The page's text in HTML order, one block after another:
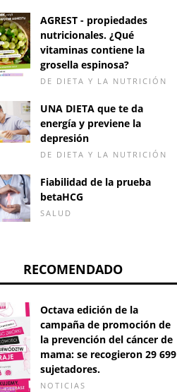
AGREST - propiedades
nutricionales. ¿Qué
vitaminas contiene la
grosella espinosa?
DE DIETA Y LA NUTRICIÓN
UNA DIETA que te da
energía y previene la
depresión
DE DIETA Y LA NUTRICIÓN
Fiabilidad de la prueba
betaHCG
SALUD
RECOMENDADO
Octava edición de la
campaña de promoción de
la prevención del cáncer de
mama: se recogieron 29 699
sujetadores.
NOTICIAS